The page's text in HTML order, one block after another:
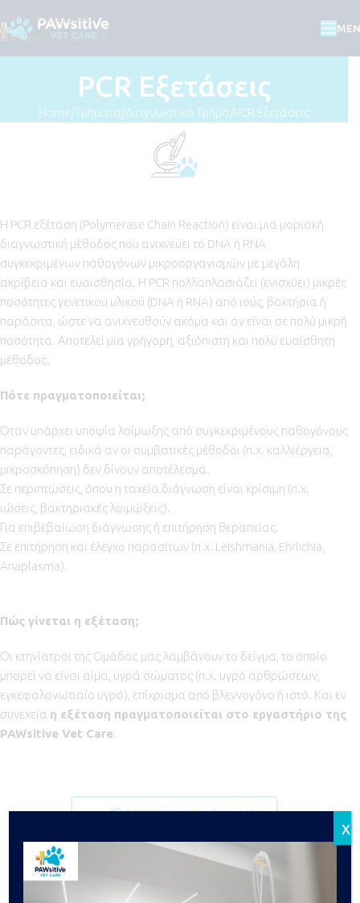
Skip to navigation
Skip to main content
PCR Εξετάσεις
Home Τμήματα Διαγνωστικό Τμήμα PCR Εξετάσεις
Η PCR εξέταση (Polymerase Chain Reaction) είναι μια μοριακή
διαγνωστική μέθοδος που ανιχνεύει το DNA ή RNA
συγκεκριμένων παθογόνων μικροοργανισμών με μεγάλη
ακρίβεια και ευαισθησία. Η PCR πολλαπλασιάζει (ενισχύει) μικρές
ποσότητες γενετικού υλικού (DNA ή RNA) από ιούς, βακτήρια ή
παράσιτα, ώστε να ανιχνευθούν ακόμα και αν είναι σε πολύ μικρή
ποσότητα. Αποτελεί μια γρήγορη, αξιόπιστη και πολύ ευαίσθητη
μέθοδος.
Πότε πραγματοποιείται;
Όταν υπάρχει υποψία λοίμωξης από συγκεκριμένους παθογόνους
παράγοντες, ειδικά αν οι συμβατικές μέθοδοι (π.χ. καλλιέργεια,
μικροσκόπηση) δεν δίνουν αποτέλεσμα.
Σε περιπτώσεις, όπου η ταχεία διάγνωση είναι κρίσιμη (π.χ.
ιώσεις, βακτηριακές λοιμώξεις).
Για επιβεβαίωση διάγνωσης ή επιτήρηση θεραπείας.
Σε επιτήρηση και έλεγχο παρασίτων (π.χ. Leishmania, Ehrlichia,
Anaplasma).
Πώς γίνεται η εξέταση;
Οι κτηνίατροι της Ομάδας μας λαμβάνουν το δείγμα, το οποίο
μπορεί να είναι αίμα, υγρά σώματος (π.χ. υγρό αρθρώσεων,
εγκεφαλονωτιαίο υγρό), επίχρισμα από βλεννογόνο ή ιστό. Και εν
συνεχεία η εξέταση πραγματοποιείται στο εργαστήριο της
PAWsitive Vet Care.
ΕΠΙΣΤΡΟΦΗ ΣΤΑ ΤΜΗΜΑΤΑ
x